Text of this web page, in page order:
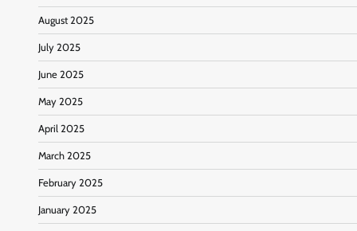
August 2025
July 2025
June 2025
May 2025
April 2025
March 2025
February 2025
January 2025